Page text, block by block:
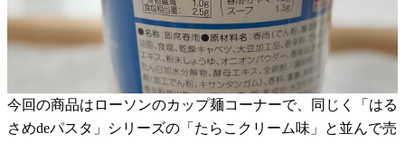
今回の商品はローソンのカップ麺コーナーで、同じく「はる
さめdeパスタ」シリーズの「たらこクリーム味」と並んで売